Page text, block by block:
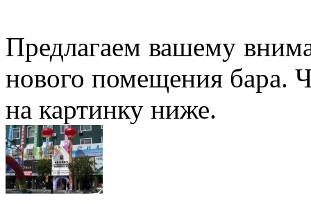
Предлагаем вашему
нового помещения бара.
на картинку ниже.